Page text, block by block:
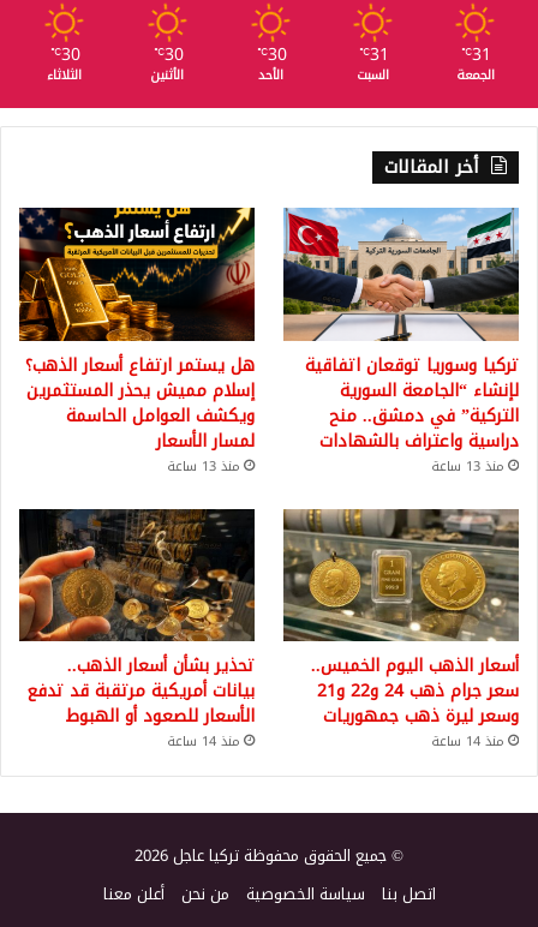
31
℃
الجمعة
31
℃
السبت
30
℃
الأحد
30
℃
الأثنين
30
℃
الثلاثاء
أخر المقالات
تركيا وسوريا توقعان اتفاقية
لإنشاء “الجامعة السورية
التركية” في دمشق.. منح
دراسية واعتراف بالشهادات
منذ 13 ساعة
هل يستمر ارتفاع أسعار الذهب؟
إسلام مميش يحذر المستثمرين
ويكشف العوامل الحاسمة
لمسار الأسعار
منذ 13 ساعة
أسعار الذهب اليوم الخميس..
سعر جرام ذهب 24 و22 و21
وسعر ليرة ذهب جمهوريات
منذ 14 ساعة
تحذير بشأن أسعار الذهب..
بيانات أمريكية مرتقبة قد تدفع
الأسعار للصعود أو الهبوط
منذ 14 ساعة
© جميع الحقوق محفوظة تركيا عاجل 2026
اتصل بنا سياسة الخصوصية من نحن أعلن معنا